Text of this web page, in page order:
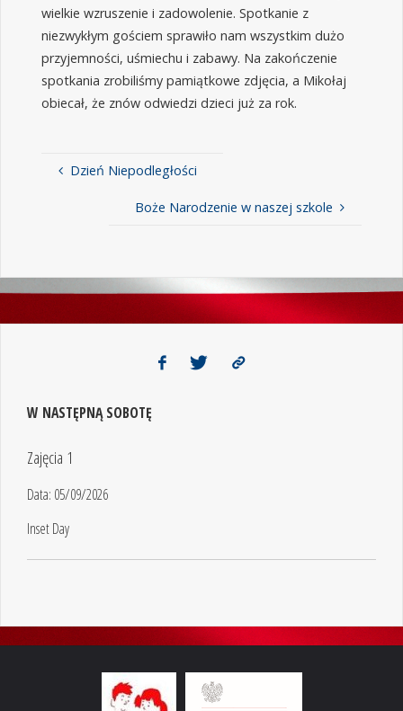
wielkie wzruszenie i zadowolenie. Spotkanie z
niezwykłym gościem sprawiło nam wszystkim dużo
przyjemności, uśmiechu i zabawy. Na zakończenie
spotkania zrobiliśmy pamiątkowe zdjęcia, a Mikołaj
obiecał, że znów odwiedzi dzieci już za rok.
Dzień Niepodległości
Boże Narodzenie w naszej szkole
W NASTĘPNĄ SOBOTĘ
Zajęcia 1
Data: 05/09/2026
Inset Day